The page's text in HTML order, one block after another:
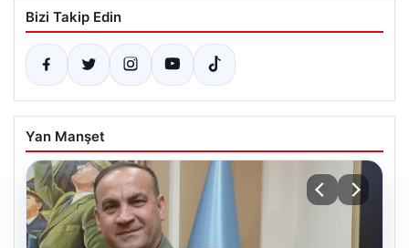
Bizi Takip Edin
Yan Manşet